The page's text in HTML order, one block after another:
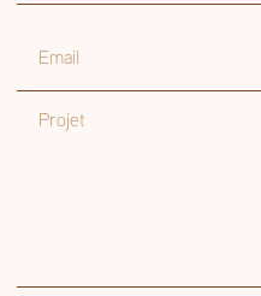
Email
Projet